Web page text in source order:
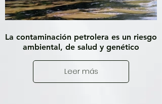
La contaminación petrolera es un riesgo
ambiental, de salud y genético
Leer más